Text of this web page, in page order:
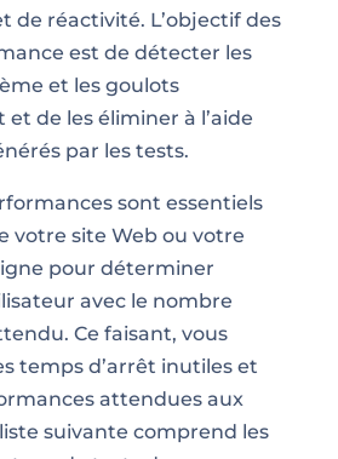
de réactivité. L’objectif des
est de détecter les
et les goulots
de les éliminer à l’aide
par les tests.
sont essentiels
votre site Web ou votre
pour déterminer
avec le nombre
Ce faisant, vous
temps d’arrêt inutiles et
attendues aux
suivante comprend les